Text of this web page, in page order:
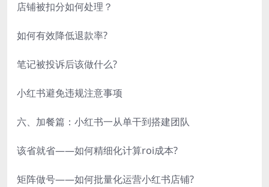
店铺被扣分如何处理？
如何有效降低退款率?
笔记被投诉后该做什么?
小红书避免违规注意事项
六、加餐篇：小红书一从单干到搭建团队
该省就省——如何精细化计算roi成本?
矩阵做号——如何批量化运营小红书店铺?